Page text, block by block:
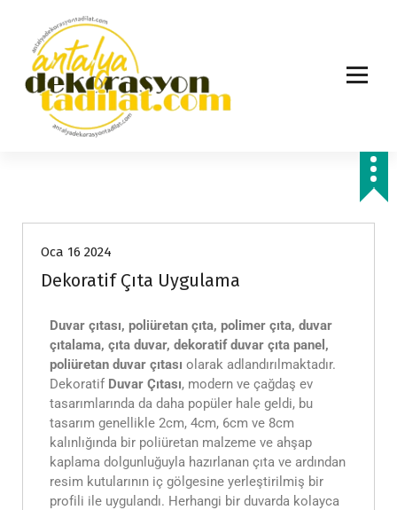
Oca 16 2024
Dekoratif Çıta Uygulama
Duvar çıtası, poliüretan çıta, polimer çıta, duvar
çıtalama, çıta duvar, dekoratif duvar çıta panel,
poliüretan duvar çıtası olarak adlandırılmaktadır.
Dekoratif Duvar Çıtası, modern ve çağdaş ev
tasarımlarında da daha popüler hale geldi, bu
tasarım genellikle 2cm, 4cm, 6cm ve 8cm
kalınlığında bir poliüretan malzeme ve ahşap
kaplama dolgunluğuyla hazırlanan çıta ve ardından
resim kutularının iç gölgesine yerleştirilmiş bir
profili ile uygulandı. Herhangi bir duvarda kolayca